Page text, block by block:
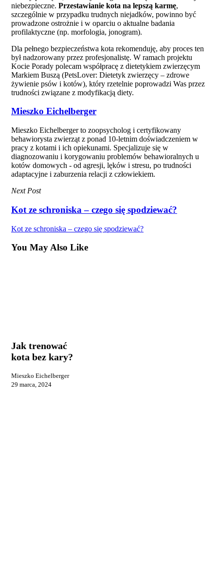
niebezpieczne. Przestawianie kota na lepszą karmę,
szczególnie w przypadku trudnych niejadków, powinno być
prowadzone ostrożnie i w oparciu o aktualne badania
profilaktyczne (np. morfologia, jonogram).
Dla pełnego bezpieczeństwa kota rekomenduję, aby proces ten
był nadzorowany przez profesjonalistę. W ramach projektu
Kocie Porady polecam współpracę z dietetykiem zwierzęcym
Markiem Buszą (PetsLover: Dietetyk zwierzęcy – zdrowe
żywienie psów i kotów), który rzetelnie poprowadzi Was przez
trudności związane z modyfikacją diety.
Mieszko Eichelberger
Mieszko Eichelberger to zoopsycholog i certyfikowany
behawiorysta zwierząt z ponad 10-letnim doświadczeniem w
pracy z kotami i ich opiekunami. Specjalizuje się w
diagnozowaniu i korygowaniu problemów behawioralnych u
kotów domowych - od agresji, lęków i stresu, po trudności
adaptacyjne i zaburzenia relacji z człowiekiem.
Next Post
Kot ze schroniska – czego się spodziewać?
Kot ze schroniska – czego się spodziewać?
You May Also Like
bez
kary?
Jak trenować
kota bez kary?
Mieszko Eichelberger
29 marca, 2024